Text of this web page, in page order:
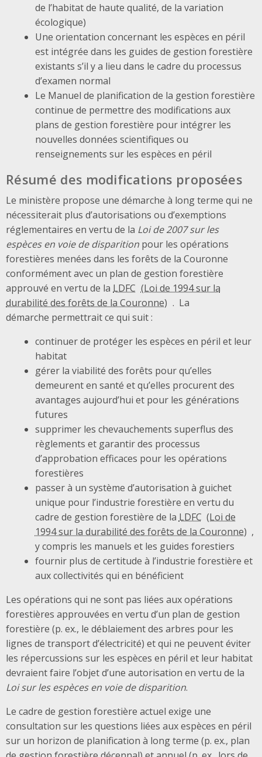
de l’habitat de haute qualité, de la variation
écologique)
Une orientation concernant les espèces en péril
est intégrée dans les guides de gestion forestière
existants s’il y a lieu dans le cadre du processus
d’examen normal
Le Manuel de planification de la gestion forestière
continue de permettre des modifications aux
plans de gestion forestière pour intégrer les
nouvelles données scientifiques ou
renseignements sur les espèces en péril
Résumé des modifications proposées
Le ministère propose une démarche à long terme qui ne
nécessiterait plus d’autorisations ou d’exemptions
réglementaires en vertu de la Loi de 2007 sur les
espèces en voie de disparition pour les opérations
forestières menées dans les forêts de la Couronne
conformément avec un plan de gestion forestière
approuvé en vertu de la LDFC
. La
démarche permettrait ce qui suit :
continuer de protéger les espèces en péril et leur
habitat
gérer la viabilité des forêts pour qu’elles
demeurent en santé et qu’elles procurent des
avantages aujourd’hui et pour les générations
futures
supprimer les chevauchements superflus des
règlements et garantir des processus
d’approbation efficaces pour les opérations
forestières
passer à un système d’autorisation à guichet
unique pour l’industrie forestière en vertu du
cadre de gestion forestière de la LDFC
,
y compris les manuels et les guides forestiers
fournir plus de certitude à l’industrie forestière et
aux collectivités qui en bénéficient
Les opérations qui ne sont pas liées aux opérations
forestières approuvées en vertu d’un plan de gestion
forestière (p. ex., le déblaiement des arbres pour les
lignes de transport d’électricité) et qui ne peuvent éviter
les répercussions sur les espèces en péril et leur habitat
devraient faire l’objet d’une autorisation en vertu de la
Loi sur les espèces en voie de disparition.
Le cadre de gestion forestière actuel exige une
consultation sur les questions liées aux espèces en péril
sur un horizon de planification à long terme (p. ex., plan